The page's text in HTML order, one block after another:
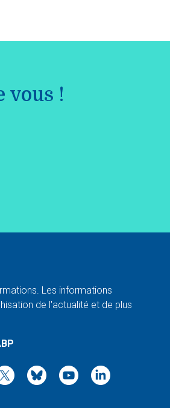
vous !
Les informations
de l'actualité et de plus